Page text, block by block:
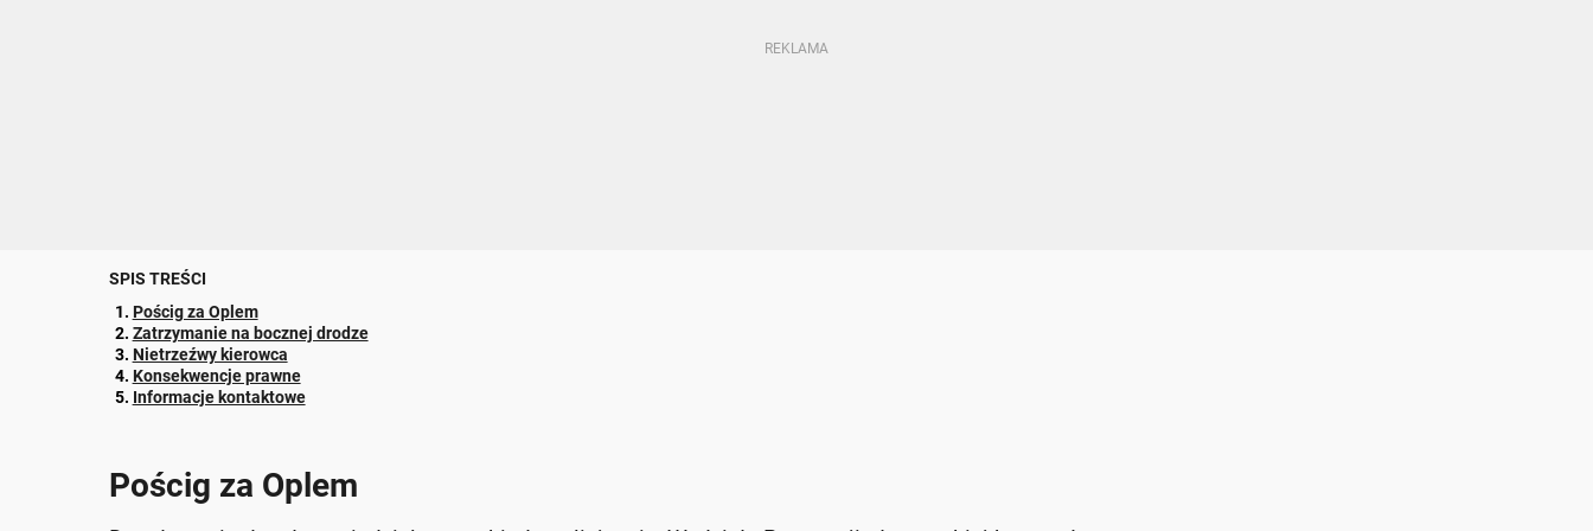
SPIS TREŚCI
Pościg za Oplem
Zatrzymanie na bocznej drodze
Nietrzeźwy kierowca
Konsekwencje prawne
Informacje kontaktowe
Pościg za Oplem